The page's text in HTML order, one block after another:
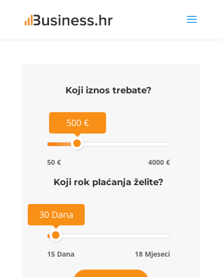
Koji iznos trebate?
500 €
50 € 4000 €
Koji rok plaćanja želite?
30 Dana
15 Dana 18 Mjeseci